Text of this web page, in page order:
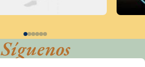
Síguenos